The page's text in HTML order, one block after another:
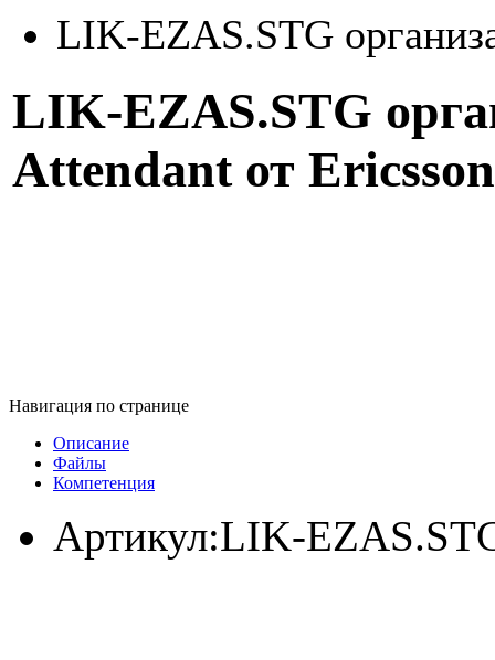
LIK-EZAS.STG
LIK-EZAS.STG
Attendant от
Навигация по странице
Описание
Файлы
Компетенция
Артикул:LIK-